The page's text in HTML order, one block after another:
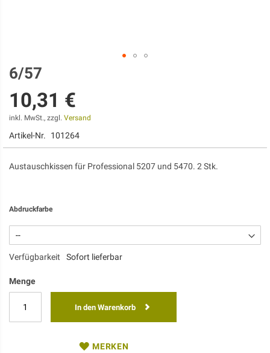
Zum
Anfang
der
Bildgalerie
springen
6/57
10,31 €
inkl. MwSt., zzgl. Versand
Artikel-Nr. 101264
Austauschkissen für Professional 5207 und 5470. 2 Stk.
Abdruckfarbe
Verfügbarkeit Sofort lieferbar
Menge
In den Warenkorb
MERKEN